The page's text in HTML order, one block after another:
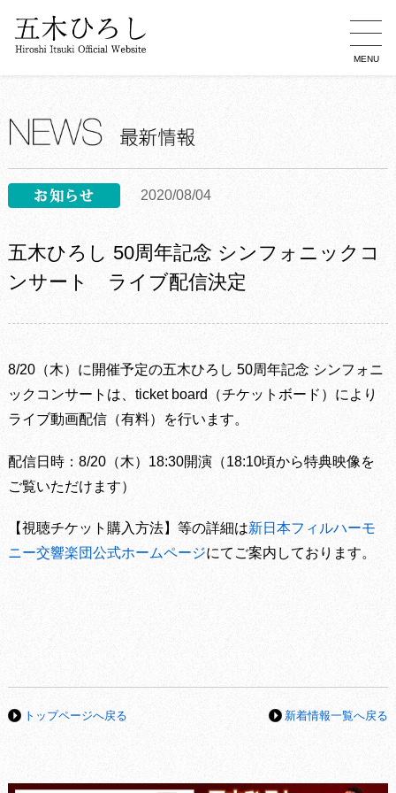
MENU
2020/08/04
五木ひろし 50周年記念 シンフォニックコ
ンサート ライブ配信決定
8/20（木）に開催予定の五木ひろし 50周年記念 シンフォニ
ックコンサートは、ticket board（チケットボード）により
ライブ動画配信（有料）を行います。
配信日時：8/20（木）18:30開演（18:10頃から特典映像を
ご覧いただけます）
【視聴チケット購入方法】等の詳細は新日本フィルハーモ
ニー交響楽団公式ホームページにてご案内しております。
トップページへ戻る 新着情報一覧へ戻る